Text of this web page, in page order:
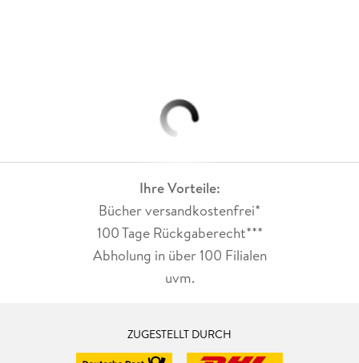
Ihre Vorteile:
Bücher versandkostenfrei*
100 Tage Rückgaberecht***
Abholung in über 100 Filialen
uvm.
ZUGESTELLT DURCH